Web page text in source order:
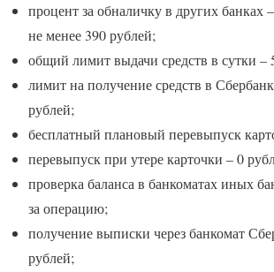
процент за обналичку в других банках
не менее 390 рублей;
общий лимит выдачи средств в сутки –
лимит на получение средств в
рублей;
бесплатный плановый перевыпуск
перевыпуск при утере карточки – 0
проверка баланса в банкоматах иных
за операцию;
получение выписки через банкомат
рублей;